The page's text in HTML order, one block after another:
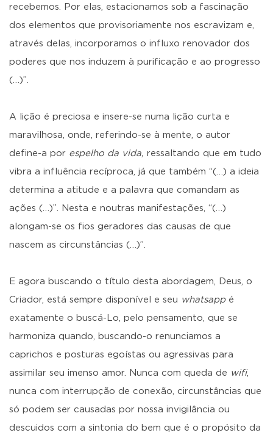
recebemos. Por elas, estacionamos sob a fascinação
dos elementos que provisoriamente nos escravizam e,
através delas, incorporamos o influxo renovador dos
poderes que nos induzem à purificação e ao progresso
(…)”.
A lição é preciosa e insere-se numa lição curta e
maravilhosa, onde, referindo-se à mente, o autor
define-a por espelho da vida, ressaltando que em tudo
vibra a influência recíproca, já que também “(…) a ideia
determina a atitude e a palavra que comandam as
ações (…)”. Nesta e noutras manifestações, “(…)
alongam-se os fios geradores das causas de que
nascem as circunstâncias (…)”.
E agora buscando o título desta abordagem, Deus, o
Criador, está sempre disponível e seu whatsappé
exatamente o buscá-Lo, pelo pensamento, que se
harmoniza quando, buscando-o renunciamos a
caprichos e posturas egoístas ou agressivas para
assimilar seu imenso amor. Nunca com queda de wifi,
nunca com interrupção de conexão, circunstâncias que
só podem ser causadas por nossa invigilância ou
descuidos com a sintonia do bem que é o propósito da